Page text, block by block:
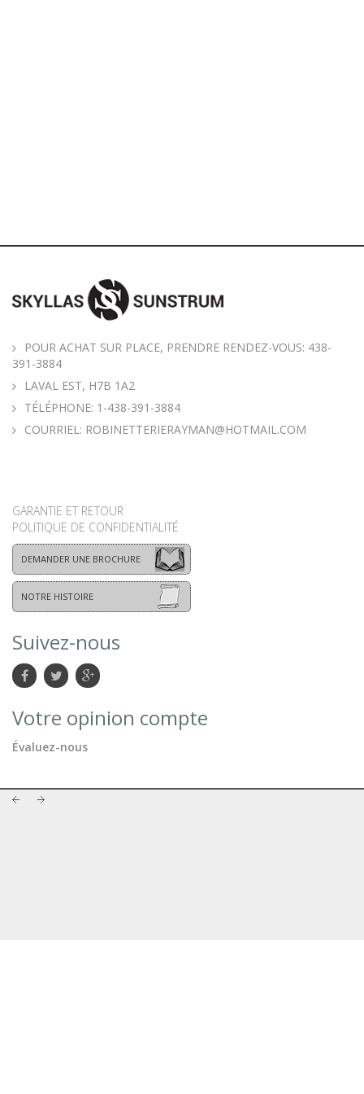
POUR ACHAT SUR PLACE, PRENDRE RENDEZ-VOUS: 438-
391-3884
LAVAL EST, H7B 1A2
TÉLÉPHONE: 1-438-391-3884
COURRIEL: ROBINETTERIERAYMAN@HOTMAIL.COM
GARANTIE ET RETOUR
POLITIQUE DE CONFIDENTIALITÉ
DEMANDER UNE BROCHURE
NOTRE HISTOIRE
Suivez-nous
Votre opinion compte
Évaluez-nous